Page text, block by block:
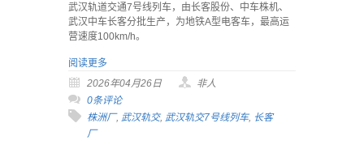
武汉轨道交通7号线列车，由长客股份、中车株机、
武汉中车长客分批生产，为地铁A型电客车，最高运
营速度100km/h。
阅读更多
2026年04月26日
非人
0条评论
株洲厂, 武汉轨交, 武汉轨交7号线列车, 长客
厂